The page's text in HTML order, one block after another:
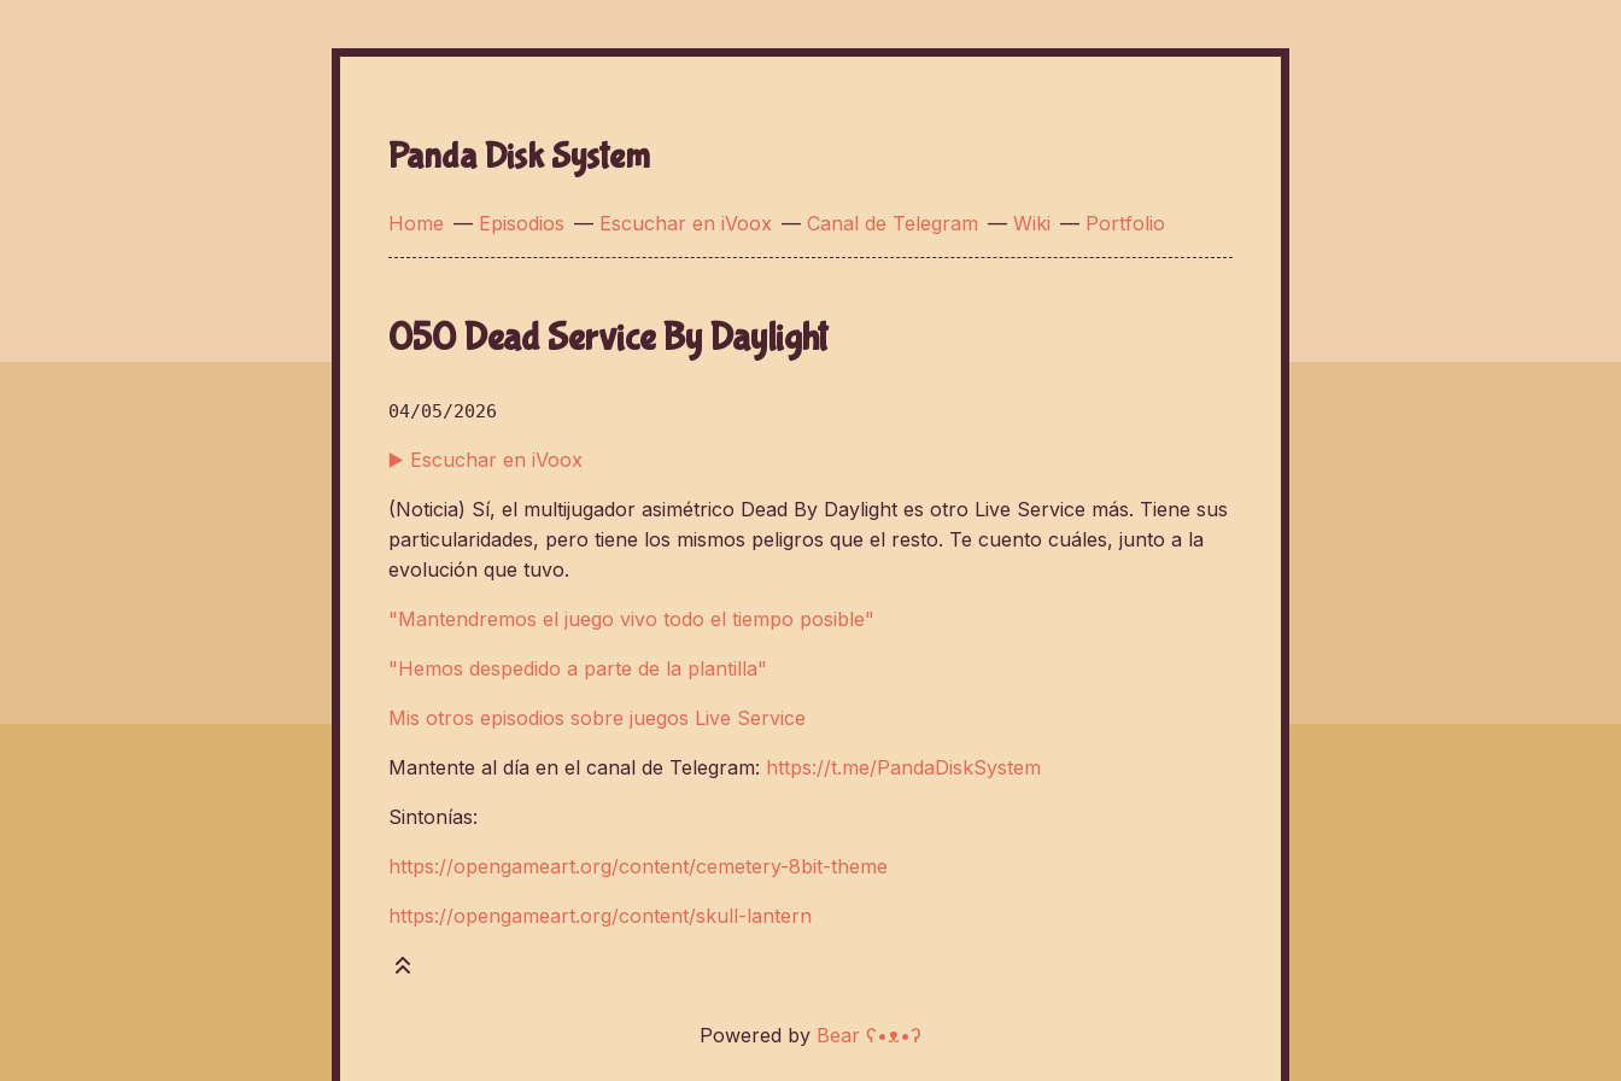
Panda Disk System
Home — Episodios — Escuchar en iVoox — Canal de Telegram — Wiki — Portfolio
050 Dead Service By Daylight
04/05/2026
▶️ Escuchar en iVoox
(Noticia) Sí, el multijugador asimétrico Dead By Daylight es otro Live Service más. Tiene sus
particularidades, pero tiene los mismos peligros que el resto. Te cuento cuáles, junto a la
evolución que tuvo.
"Mantendremos el juego vivo todo el tiempo posible"
"Hemos despedido a parte de la plantilla"
Mis otros episodios sobre juegos Live Service
Mantente al día en el canal de Telegram: https://t.me/PandaDiskSystem
Sintonías:
https://opengameart.org/content/cemetery-8bit-theme
https://opengameart.org/content/skull-lantern
Powered by Bear ʕ•ᴥ•ʔ